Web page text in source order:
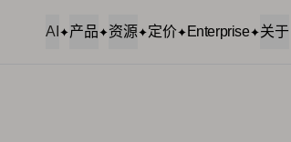
AI 产品 资源 定价 Enterprise 关于